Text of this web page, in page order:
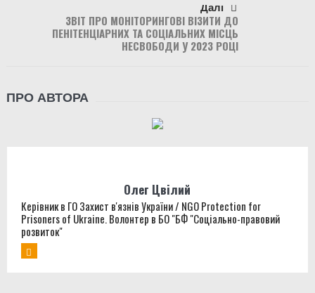
Далі
ЗВІТ ПРО МОНІТОРИНГОВІ ВІЗИТИ ДО
ПЕНІТЕНЦІАРНИХ ТА СОЦІАЛЬНИХ МІСЦЬ
НЕСВОБОДИ У 2023 РОЦІ
ПРО АВТОРА
Олег Цвілий
Керівник в ГО Захист в'язнів України / NGO Protection for
Prisoners of Ukraine. Волонтер в БО "БФ "Соціально-правовий
розвиток"